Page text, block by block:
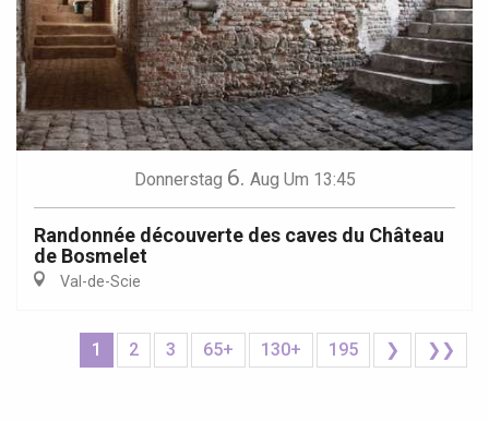
Donnerstag 6. Aug Um 13:45
Randonnée découverte des caves du Château
de Bosmelet
Val-de-Scie
1 2 3 65+ 130+ 195 ❯ ❯❯